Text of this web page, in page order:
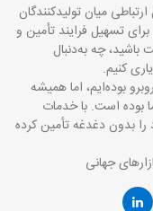
میان تولیدکنندگان
تسهیل فرایند تأمین و
چه به‌دنبال
کنیم.
بوده‌ایم، اما همیشه
بوده است. با خدمات
را بدون دغدغه تأمین کرده
جهانی